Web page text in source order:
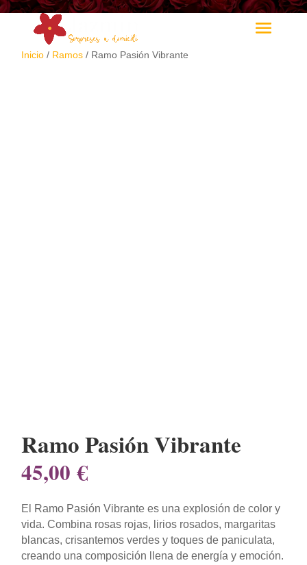
Inicio / Ramos / Ramo Pasión Vibrante
Ramo Pasión Vibrante
45,00€
El Ramo Pasión Vibrante es una explosión de color y
vida. Combina rosas rojas, lirios rosados, margaritas
blancas, crisantemos verdes y toques de paniculata,
creando una composición llena de energía y emoción.